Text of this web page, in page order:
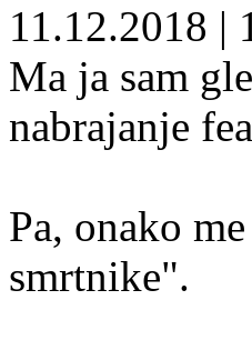
11.12.2018 |
Ma ja sam
nabrajanje
Pa, onako
smrtnike".